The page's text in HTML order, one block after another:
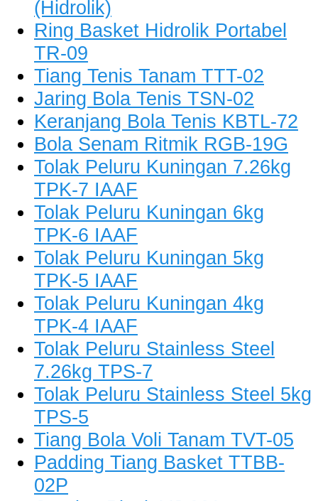
(Hidrolik)
Ring Basket Hidrolik Portabel
TR-09
Tiang Tenis Tanam TTT-02
Jaring Bola Tenis TSN-02
Keranjang Bola Tenis KBTL-72
Bola Senam Ritmik RGB-19G
Tolak Peluru Kuningan 7.26kg
TPK-7 IAAF
Tolak Peluru Kuningan 6kg
TPK-6 IAAF
Tolak Peluru Kuningan 5kg
TPK-5 IAAF
Tolak Peluru Kuningan 4kg
TPK-4 IAAF
Tolak Peluru Stainless Steel
7.26kg TPS-7
Tolak Peluru Stainless Steel 5kg
TPS-5
Tiang Bola Voli Tanam TVT-05
Padding Tiang Basket TTBB-
02P